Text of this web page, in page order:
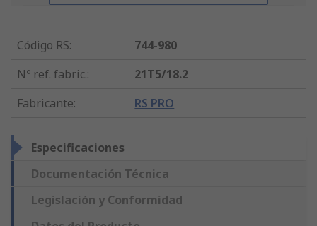
Código RS:
744-980
Nº ref. fabric.:
21T5/18.2
Fabricante: RS PRO
Especificaciones
Documentación Técnica
Legislación y Conformidad